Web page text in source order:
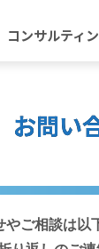
コンサルティ
お問い
ご相談は以